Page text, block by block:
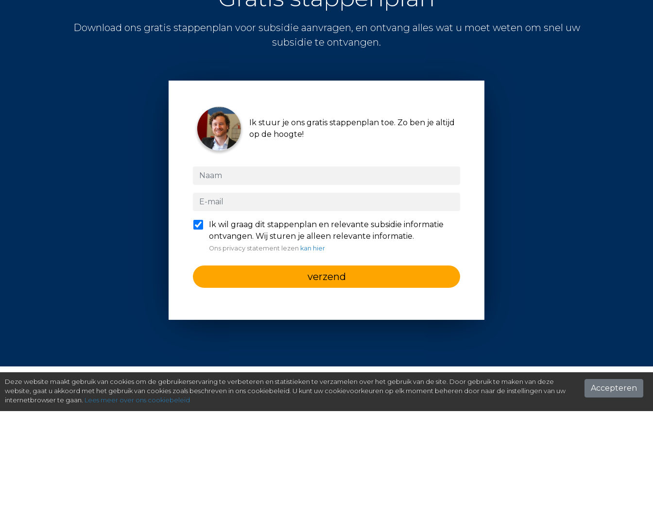
Download ons gratis stappenplan voor subsidie aanvragen, en ontvang alles wat u moet weten om snel uw
subsidie te ontvangen.
Ik stuur je ons gratis stappenplan toe. Zo ben je altijd
op de hoogte!
Ik wil graag dit stappenplan en relevante subsidie informatie
ontvangen. Wij sturen je alleen relevante informatie.
Ons privacy statement lezen kan hier
verzend
Deze website maakt gebruik van cookies om de gebruikerservaring te verbeteren en statistieken te verzamelen over het gebruik van de site. Door gebruik te maken van deze
website, gaat u akkoord met het gebruik van cookies zoals beschreven in ons cookiebeleid. U kunt uw cookievoorkeuren op elk moment beheren door naar de instellingen van uw
internetbrowser te gaan. Lees meer over ons cookiebeleid
Accepteren